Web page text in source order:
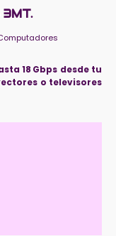
18 Gbps desde tu
o televisores